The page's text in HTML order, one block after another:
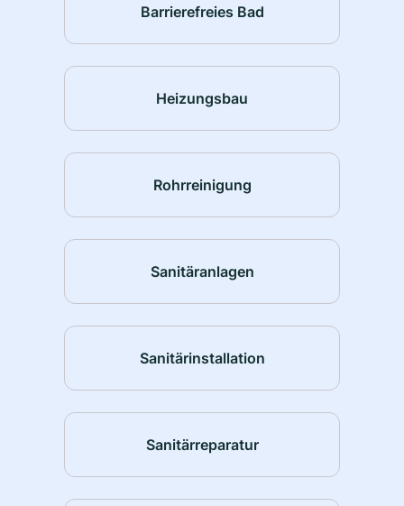
Barrierefreies Bad
Heizungsbau
Rohrreinigung
Sanitäranlagen
Sanitärinstallation
Sanitärreparatur